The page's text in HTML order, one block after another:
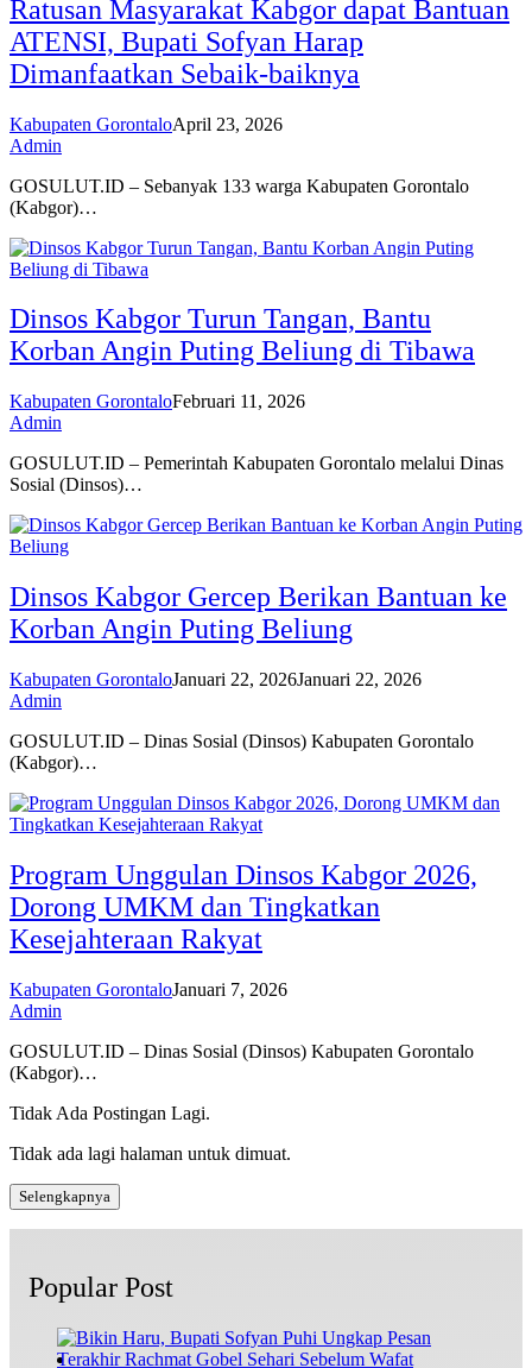
Ratusan Masyarakat Kabgor dapat Bantuan
ATENSI, Bupati Sofyan Harap
Dimanfaatkan Sebaik-baiknya
Kabupaten GorontaloApril 23, 2026
Admin
GOSULUT.ID – Sebanyak 133 warga Kabupaten Gorontalo
(Kabgor)…
Dinsos Kabgor Turun Tangan, Bantu
Korban Angin Puting Beliung di Tibawa
Kabupaten GorontaloFebruari 11, 2026
Admin
GOSULUT.ID – Pemerintah Kabupaten Gorontalo melalui Dinas
Sosial (Dinsos)…
Dinsos Kabgor Gercep Berikan Bantuan ke
Korban Angin Puting Beliung
Kabupaten GorontaloJanuari 22, 2026Januari 22, 2026
Admin
GOSULUT.ID – Dinas Sosial (Dinsos) Kabupaten Gorontalo
(Kabgor)…
Program Unggulan Dinsos Kabgor 2026,
Dorong UMKM dan Tingkatkan
Kesejahteraan Rakyat
Kabupaten GorontaloJanuari 7, 2026
Admin
GOSULUT.ID – Dinas Sosial (Dinsos) Kabupaten Gorontalo
(Kabgor)…
Tidak Ada Postingan Lagi.
Tidak ada lagi halaman untuk dimuat.
Selengkapnya
Popular Post